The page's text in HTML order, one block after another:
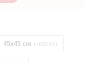
45x45 cm +600 Kč